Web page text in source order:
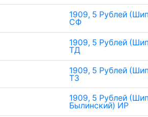
1909, 5 Рублей
СФ
1909, 5 Рублей
ТД
1909, 5 Рублей
ТЗ
1909, 5 Рублей
Былинский) ИР